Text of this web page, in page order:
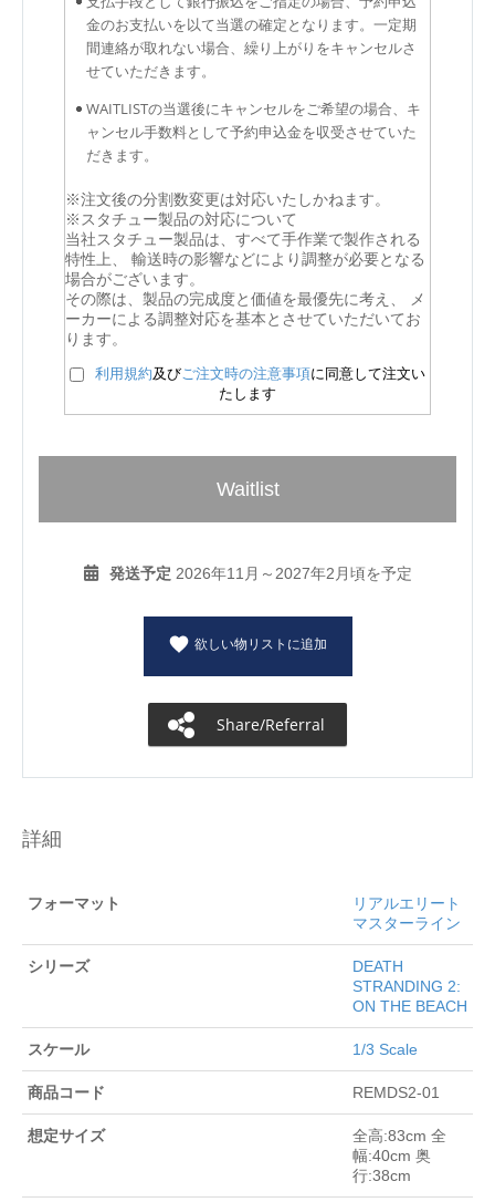
金のお支払いを以て当選の確定となります。一定期
間連絡が取れない場合、繰り上がりをキャンセルさ
せていただきます。
WAITLISTの当選後にキャンセルをご希望の場合、キ
ャンセル手数料として予約申込金を収受させていた
だきます。
※注文後の分割数変更は対応いたしかねます。
※スタチュー製品の対応について
当社スタチュー製品は、すべて手作業で製作される
特性上、 輸送時の影響などにより調整が必要となる
場合がございます。
その際は、製品の完成度と価値を最優先に考え、 メ
ーカーによる調整対応を基本とさせていただいてお
ります。
利用規約及びご注文時の注意事項に同意して注文い
たします
Waitlist
発送予定 2026年11月～2027年2月頃を予定
欲しい物リストに追加
Share/Referral
詳細
フォーマット
リアルエリート
マスターライン
シリーズ
DEATH
STRANDING 2:
ON THE BEACH
スケール 1/3 Scale
商品コード REMDS2-01
想定サイズ
全高:83cm 全
幅:40cm 奥
行:38cm